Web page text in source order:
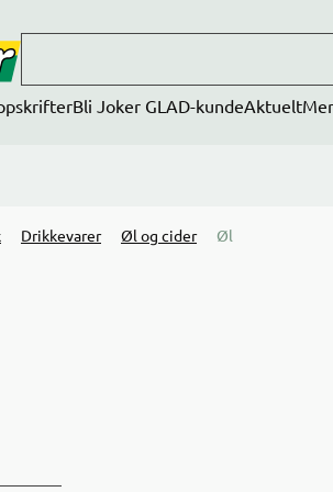
Bli Joker GLAD-kundeAktueltMer
Drikkevarer Øl og cider Øl